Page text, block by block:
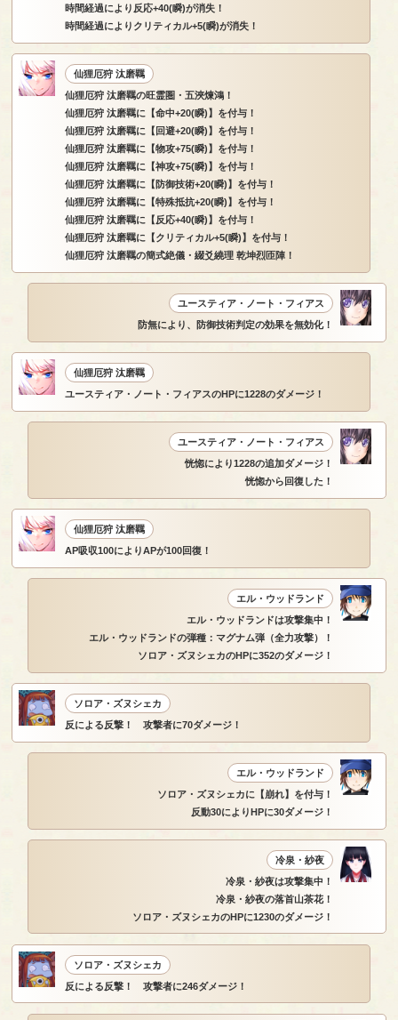
時間経過により反応+40(瞬)が消失！
時間経過によりクリティカル+5(瞬)が消失！
仙狸厄狩 汰磨羈
仙狸厄狩 汰磨羈の旺霊圏・五浹煉鴻！
仙狸厄狩 汰磨羈に【命中+20(瞬)】を付与！
仙狸厄狩 汰磨羈に【回避+20(瞬)】を付与！
仙狸厄狩 汰磨羈に【物攻+75(瞬)】を付与！
仙狸厄狩 汰磨羈に【神攻+75(瞬)】を付与！
仙狸厄狩 汰磨羈に【防御技術+20(瞬)】を付与！
仙狸厄狩 汰磨羈に【特殊抵抗+20(瞬)】を付与！
仙狸厄狩 汰磨羈に【反応+40(瞬)】を付与！
仙狸厄狩 汰磨羈に【クリティカル+5(瞬)】を付与！
仙狸厄狩 汰磨羈の簡式絶儀・綴爻繞理 乾坤烈匝陣！
ユースティア・ノート・フィアス
防無により、防御技術判定の効果を無効化！
仙狸厄狩 汰磨羈
ユースティア・ノート・フィアスのHPに1228のダメージ！
ユースティア・ノート・フィアス
恍惚により1228の追加ダメージ！
恍惚から回復した！
仙狸厄狩 汰磨羈
AP吸収100によりAPが100回復！
エル・ウッドランド
エル・ウッドランドは攻撃集中！
エル・ウッドランドの弾種：マグナム弾（全力攻撃）！
ソロア・ズヌシェカのHPに352のダメージ！
ソロア・ズヌシェカ
反による反撃！ 攻撃者に70ダメージ！
エル・ウッドランド
ソロア・ズヌシェカに【崩れ】を付与！
反動30によりHPに30ダメージ！
冷泉・紗夜
冷泉・紗夜は攻撃集中！
冷泉・紗夜の落首山茶花！
ソロア・ズヌシェカのHPに1230のダメージ！
ソロア・ズヌシェカ
反による反撃！ 攻撃者に246ダメージ！